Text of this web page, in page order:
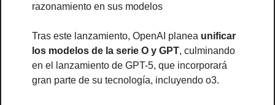
razonamiento en sus modelos
Tras este lanzamiento, OpenAI planea unificar
los modelos de la serie O y GPT, culminando
en el lanzamiento de GPT-5, que incorporará
gran parte de su tecnología, incluyendo o3.